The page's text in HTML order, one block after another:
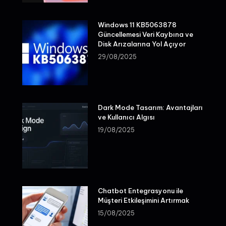
Windows 11 KB5063878
Güncellemesi Veri Kaybına ve
Disk Arızalarına Yol Açıyor
29/08/2025
Dark Mode Tasarım: Avantajları
ve Kullanıcı Algısı
19/08/2025
Chatbot Entegrasyonu ile
Müşteri Etkileşimini Artırmak
15/08/2025